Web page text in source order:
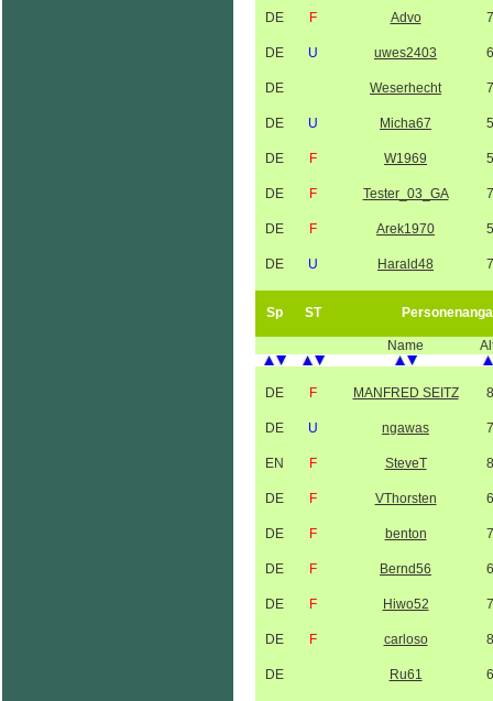
DE F Advo
DE U uwes2403
DE Weserhecht
DE U Micha67
DE F W1969
DE F Tester_03_GA
DE F Arek1970
DE U Harald48
Sp ST
Name
DE F MANFRED SEITZ
DE U ngawas
EN F SteveT
DE F VThorsten
DE F benton
DE F Bernd56
DE F Hiwo52
DE F carloso
DE Ru61